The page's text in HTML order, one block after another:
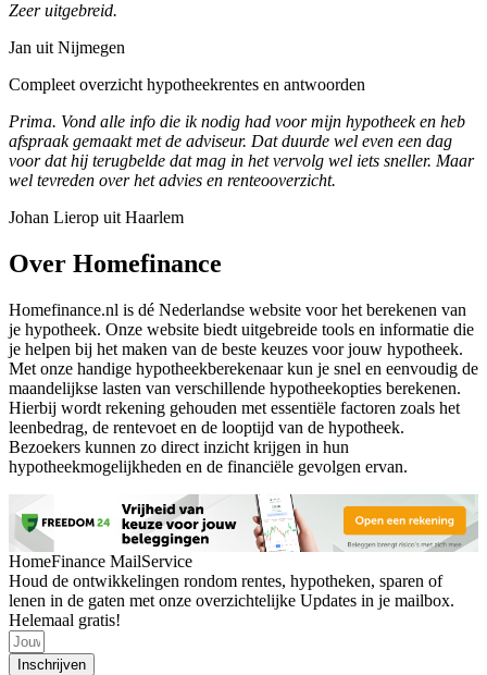
Zeer uitgebreid.
Jan uit Nijmegen
Compleet overzicht hypotheekrentes en antwoorden
Prima. Vond alle info die ik nodig had voor mijn hypotheek en heb
afspraak gemaakt met de adviseur. Dat duurde wel even een dag
voor dat hij terugbelde dat mag in het vervolg wel iets sneller. Maar
wel tevreden over het advies en renteooverzicht.
Johan Lierop uit Haarlem
Over Homefinance
Homefinance.nl is dé Nederlandse website voor het berekenen van
je hypotheek. Onze website biedt uitgebreide tools en informatie die
je helpen bij het maken van de beste keuzes voor jouw hypotheek.
Met onze handige hypotheekberekenaar kun je snel en eenvoudig de
maandelijkse lasten van verschillende hypotheekopties berekenen.
Hierbij wordt rekening gehouden met essentiële factoren zoals het
leenbedrag, de rentevoet en de looptijd van de hypotheek.
Bezoekers kunnen zo direct inzicht krijgen in hun
hypotheekmogelijkheden en de financiële gevolgen ervan.
HomeFinance MailService
Houd de ontwikkelingen rondom rentes, hypotheken, sparen of
lenen in de gaten met onze overzichtelijke Updates in je mailbox.
Helemaal gratis!
Inschrijven